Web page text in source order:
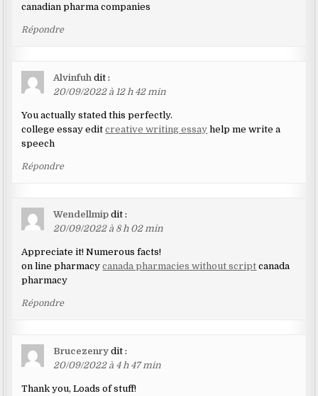
canadian pharma companies
Répondre
Alvinfuh dit :
20/09/2022 à 12 h 42 min
You actually stated this perfectly.
college essay editcreative writing essay help me write a
speech
Répondre
Wendellmip dit :
20/09/2022 à 8 h 02 min
Appreciate it! Numerous facts!
on line pharmacycanada pharmacies without script canada
pharmacy
Répondre
Brucezenry dit :
20/09/2022 à 4 h 47 min
Thank you, Loads of stuff!